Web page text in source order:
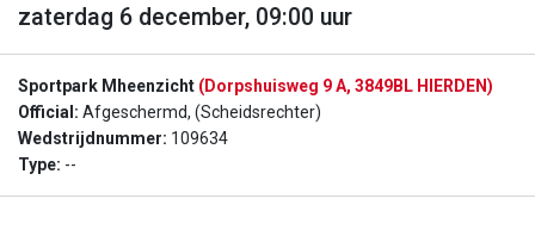
zaterdag 6 december, 09:00 uur
Sportpark Mheenzicht (Dorpshuisweg 9 A, 3849BL HIERDEN)
Official: Afgeschermd, (Scheidsrechter)
Wedstrijdnummer: 109634
Type: --